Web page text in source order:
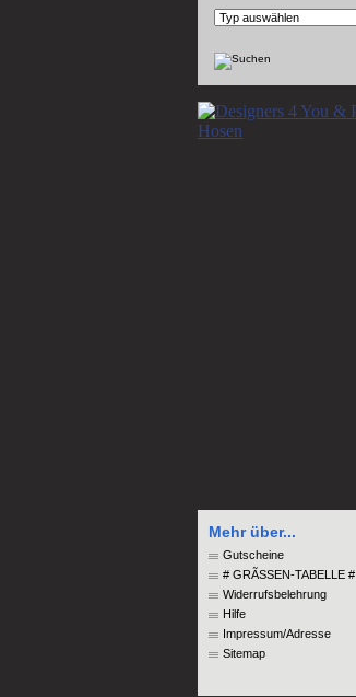
Mehr über...
Gutscheine
# GRÃSSEN-TABELLE #
Widerrufsbelehrung
Hilfe
Impressum/Adresse
Sitemap